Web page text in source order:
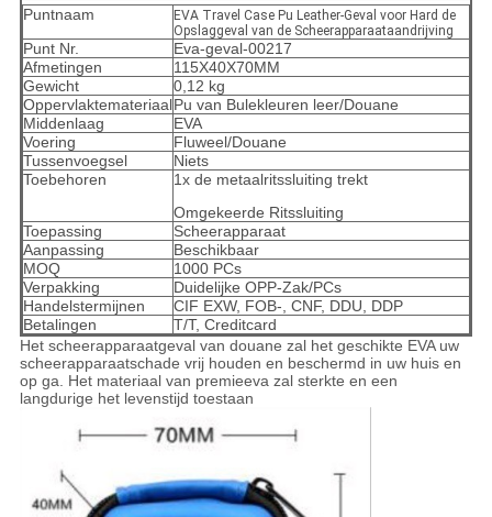
Puntnaam
EVA Travel Case Pu Leather-Geval voor Hard de
Opslaggeval van de Scheerapparaataandrijving
Punt Nr.
Eva-geval-00217
Afmetingen
115X40X70MM
Gewicht
0,12 kg
OppervlaktemateriaalPu van Bulekleuren leer/Douane
Middenlaag
EVA
Voering
Fluweel/Douane
Tussenvoegsel
Niets
Toebehoren
1x de metaalritssluiting trekt
Omgekeerde Ritssluiting
Toepassing
Scheerapparaat
Aanpassing
Beschikbaar
MOQ
1000 PCs
Verpakking
Duidelijke OPP-Zak/PCs
Handelstermijnen
CIF EXW, FOB-, CNF, DDU, DDP
Betalingen
T/T, Creditcard
Het scheerapparaatgeval van douane zal het geschikte EVA uw
scheerapparaatschade vrij houden en beschermd in uw huis en
op ga. Het materiaal van premieeva zal sterkte en een
langdurige het levenstijd toestaan